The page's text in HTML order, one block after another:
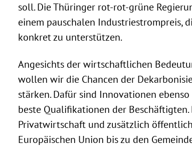
soll. Die Thüringer rot-rot-grüne
einem pauschalen Industriestrompreis,
konkret zu unterstützen.
Angesichts der wirtschaftlichen
wollen wir die Chancen der
stärken. Dafür sind Innovationen
beste Qualifikationen der
Privatwirtschaft und zusätzlich
Europäischen Union bis zu den